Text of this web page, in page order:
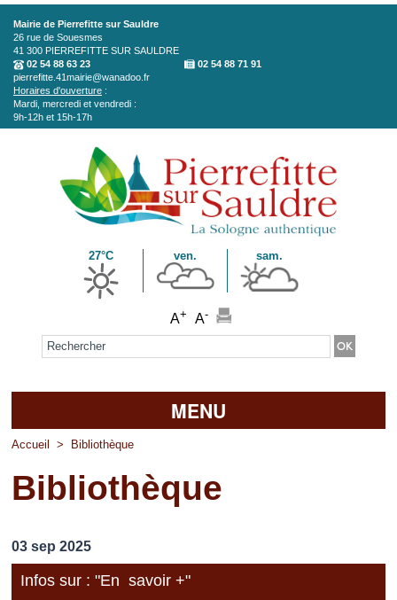
Aller au contenu principal
Mairie de Pierrefitte sur Sauldre
26 rue de Souesmes
41 300 PIERREFITTE SUR SAULDRE
02 54 88 63 23
02 54 88 71 91
pierrefitte.41mairie@wanadoo.fr
Horaires d'ouverture :
Mardi, mercredi et vendredi :
9h-12h et 15h-17h
27°C ven. sam.
A+ A-
Formulaire de recherche
MENU
Accueil
La mairie
Vie pratique
Accueil > Bibliothèque
Bibliothèque
03 sep 2025
Infos sur : "En savoir +"